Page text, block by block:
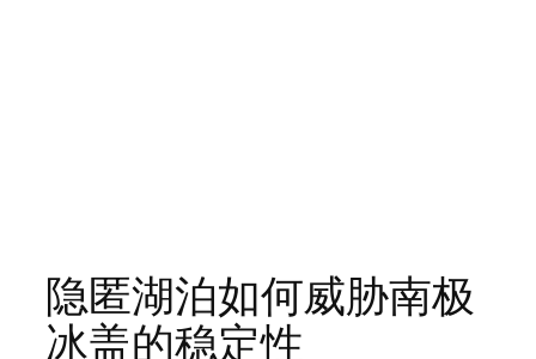
隐匿湖泊如何威胁南极
冰盖的稳定性